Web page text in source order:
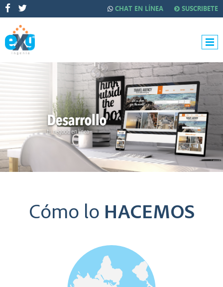
CHAT EN LÍNEA SUSCRIBETE
Cómo lo HACEMOS